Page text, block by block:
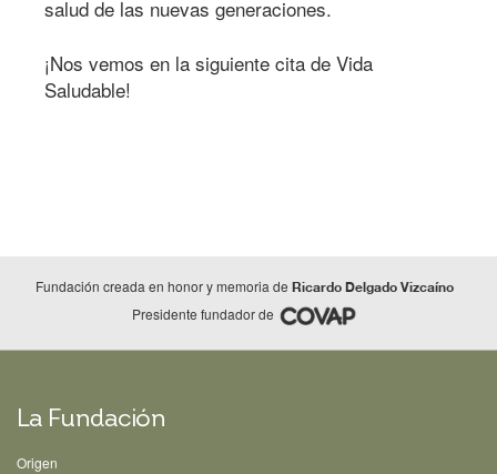
salud de las nuevas generaciones.
¡Nos vemos en la siguiente cita de Vida
Saludable!
Fundación creada en honor y memoria deRicardo Delgado Vizcaíno
Presidente fundador de
La Fundación
Origen